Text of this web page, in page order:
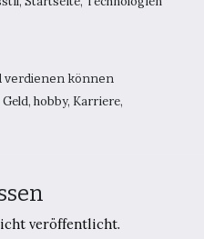
verdienen können
Geld, hobby, Karriere,
veröffentlicht.